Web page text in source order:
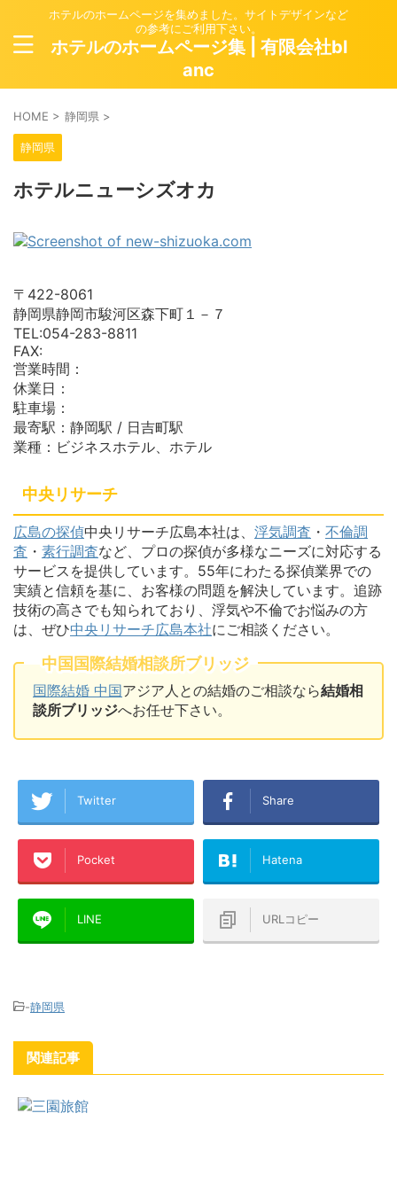
ホテルのホームページを集めました。サイトデザインなど
の参考にご利用下さい。
ホテルのホームページ集 | 有限会社bl
anc
HOME > 静岡県 >
静岡県
ホテルニューシズオカ
〒422-8061
静岡県静岡市駿河区森下町１－７
TEL:054-283-8811
FAX:
営業時間：
休業日：
駐車場：
最寄駅：静岡駅 / 日吉町駅
業種：ビジネスホテル、ホテル
中央リサーチ
広島の探偵中央リサーチ広島本社は、 浮気調査 ・ 不倫調
査 ・ 素行調査など、プロの探偵が多様なニーズに対応する
サービスを提供しています。55年にわたる探偵業界での
実績と信頼を基に、お客様の問題を解決しています。追跡
技術の高さでも知られており、浮気や不倫でお悩みの方
は、ぜひ中央リサーチ広島本社にご相談ください。
中国国際結婚相談所ブリッジ
国際結婚 中国アジア人との結婚のご相談なら結婚相
談所ブリッジへお任せ下さい。
Twitter Share
Pocket Hatena
LINE URLコピー
-静岡県
関連記事